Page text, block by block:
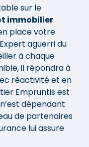
sur le
immobilier
place votre
aguerri du
à chaque
il répondra à
réactivité et en
Empruntis est
dépendant
de partenaires
lui assure